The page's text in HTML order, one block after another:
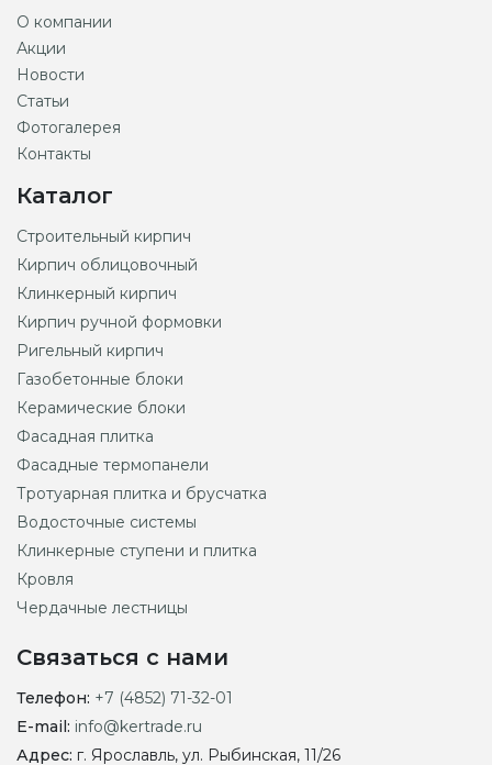
О компании
Акции
Новости
Статьи
Фотогалерея
Контакты
Каталог
Строительный кирпич
Кирпич облицовочный
Клинкерный кирпич
Кирпич ручной формовки
Ригельный кирпич
Газобетонные блоки
Керамические блоки
Фасадная плитка
Фасадные термопанели
Тротуарная плитка и брусчатка
Водосточные системы
Клинкерные ступени и плитка
Кровля
Чердачные лестницы
Связаться с нами
Телефон: +7 (4852) 71-32-01
E-mail: info@kertrade.ru
Адрес: г. Ярославль, ул. Рыбинская, 11/26